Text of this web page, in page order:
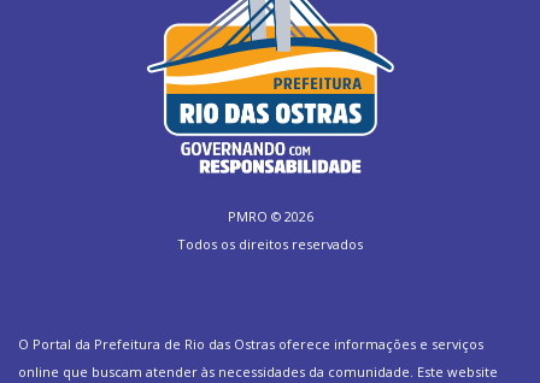
PMRO © 2026
Todos os direitos reservados
O Portal da Prefeitura de Rio das Ostras oferece informações e serviços
online que buscam atender às necessidades da comunidade. Este website